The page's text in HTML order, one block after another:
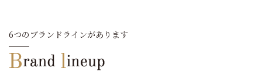
6つのブランドラインがあります